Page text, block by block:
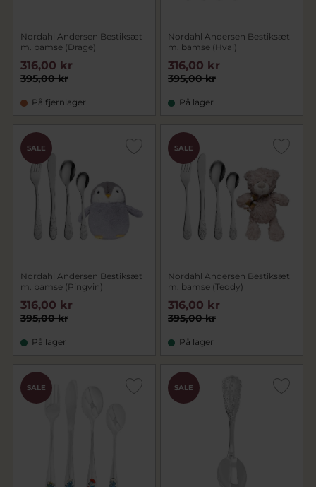
Nordahl Andersen Bestiksæt
m. bamse (Drage)
395,00 kr
316,00 kr
På fjernlager
Nordahl Andersen Bestiksæt
m. bamse (Hval)
395,00 kr
316,00 kr
På lager
SALE
Nordahl Andersen Bestiksæt
m. bamse (Pingvin)
395,00 kr
316,00 kr
På lager
SALE
Nordahl Andersen Bestiksæt
m. bamse (Teddy)
395,00 kr
316,00 kr
På lager
SALE SALE